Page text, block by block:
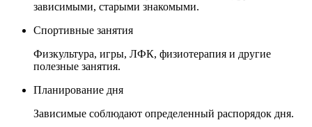
зависимыми, старыми знакомыми.
Спортивные занятия
Физкультура, игры, ЛФК, физиотерапия и другие
полезные занятия.
Планирование дня
Зависимые соблюдают определенный распорядок дня.